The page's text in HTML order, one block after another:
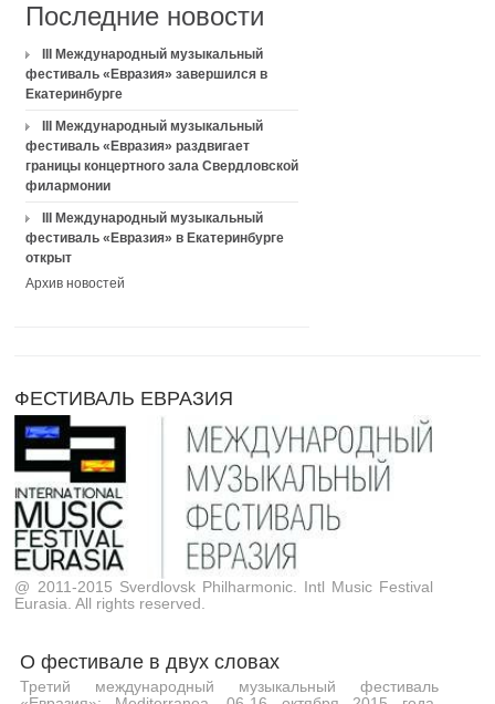
Последние новости
III Международный музыкальный
фестиваль «Евразия» завершился в
Екатеринбурге
III Международный музыкальный
фестиваль «Евразия» раздвигает
границы концертного зала Свердловской
филармонии
III Международный музыкальный
фестиваль «Евразия» в Екатеринбурге
открыт
Архив новостей
ФЕСТИВАЛЬ ЕВРАЗИЯ
@ 2011-2015 Sverdlovsk Philharmonic. Intl Music Festival
Eurasia. All rights reserved.
О фестивале в двух словах
Третий международный музыкальный фестиваль